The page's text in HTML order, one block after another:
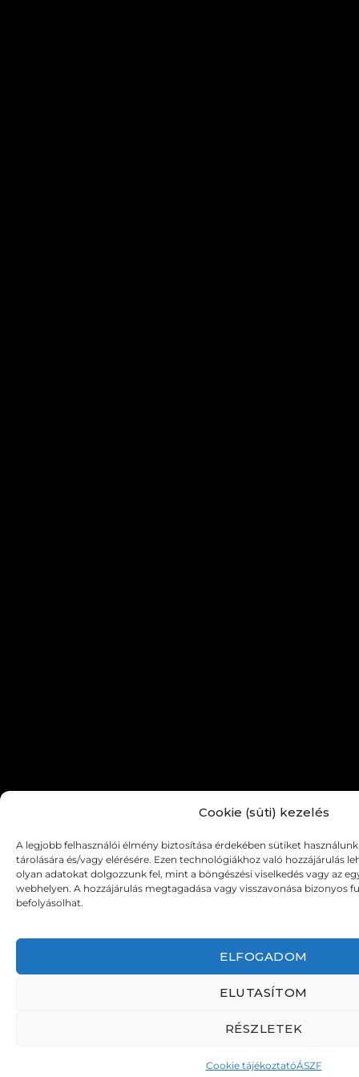
Cookie (süti) kezelés
A legjobb felhasználói élmény biztosítása érdekében sütiket
tárolására és/vagy elérésére. Ezen technológiákhoz való hozzájárulás
olyan adatokat dolgozzunk fel, mint a böngészési viselkedés vagy az
webhelyen. A hozzájárulás megtagadása vagy visszavonása bizonyos
befolyásolhat.
ELFOGADOM
ELUTASÍTOM
RÉSZLETEK
Cookie tájékoztatóÁSZF